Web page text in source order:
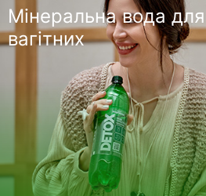
Мінеральна вода для
вагітних